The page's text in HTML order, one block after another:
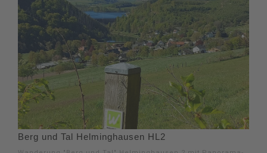
Berg und Tal Helminghausen HL2